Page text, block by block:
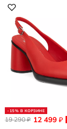
-15% В КОРЗИНЕ
12 499 ₽
19 290₽